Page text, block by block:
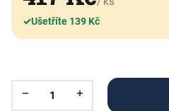
✓Ušetříte 139 Kč